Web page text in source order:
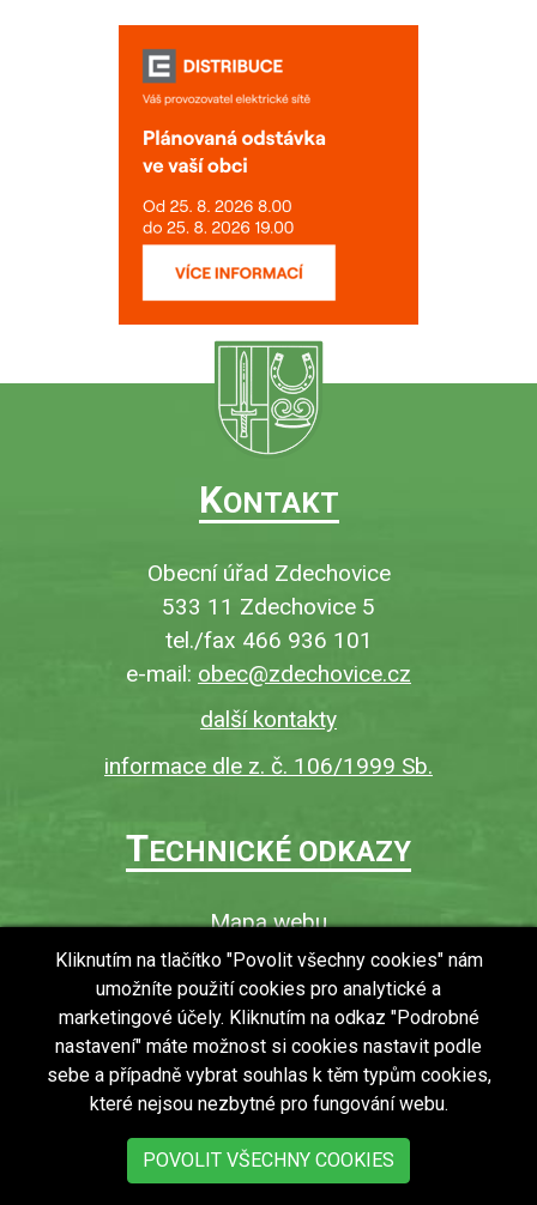
KONTAKT
Obecní úřad Zdechovice
533 11 Zdechovice 5
tel./fax 466 936 101
e-mail: obec@zdechovice.cz
další kontakty
informace dle z. č. 106/1999 Sb.
TECHNICKÉ ODKAZY
Mapa webu
O webu
Povinně zveřejňované informace
Ochrana osobních údajů (GDPR)
Vyhledávání
RSS
Bezbariérový přístup v obci
Kliknutím na tlačítko "Povolit všechny cookies" nám
umožníte použití cookies pro analytické a
marketingové účely. Kliknutím na odkaz "Podrobné
nastavení" máte možnost si cookies nastavit podle
sebe a případně vybrat souhlas k těm typům cookies,
které nejsou nezbytné pro fungování webu.
POVOLIT VŠECHNY COOKIES